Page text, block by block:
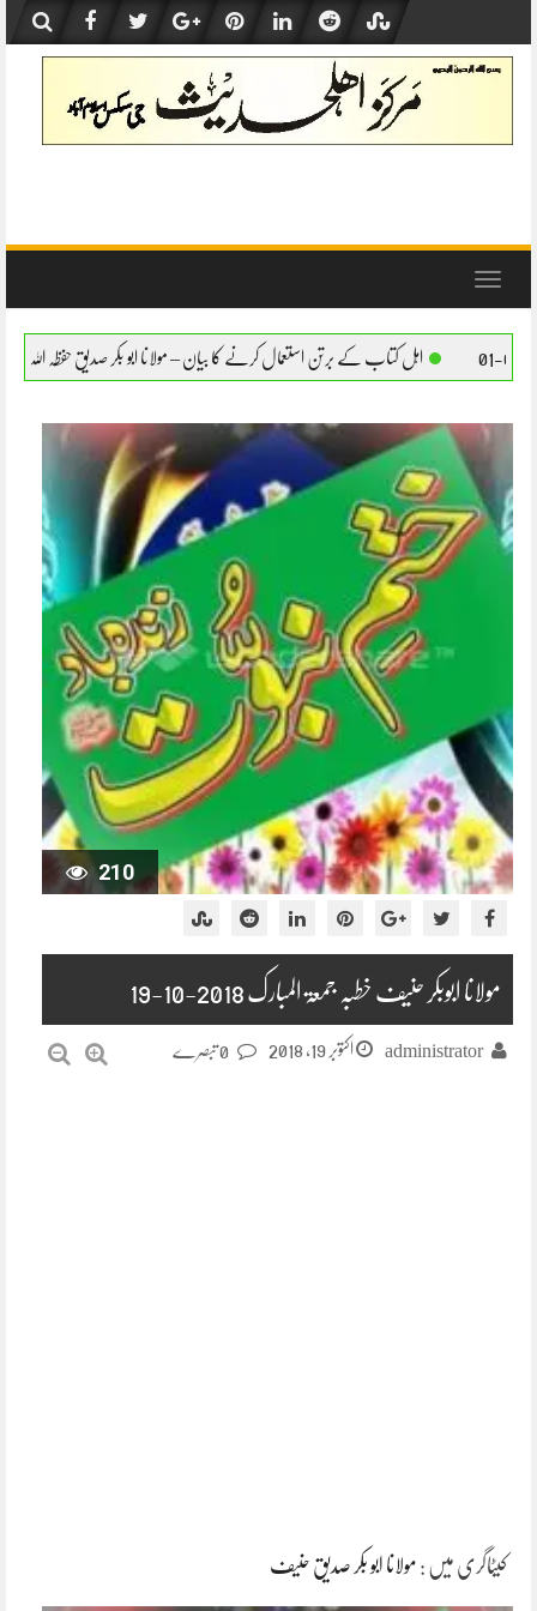
content
Toggle
برتن استعمال کرنے کا بیان – مولانا ابو بکر صدیق حفظہ اللہ اہل کتاب کے برتن
210
مولانا ابوبکر حنیف خطبہ جمعۃ المبارک 2018-10-19
administrator اکتوبر 19, 2018
کیٹاگری میں : مولانا ابو بکر صدیق حنیف